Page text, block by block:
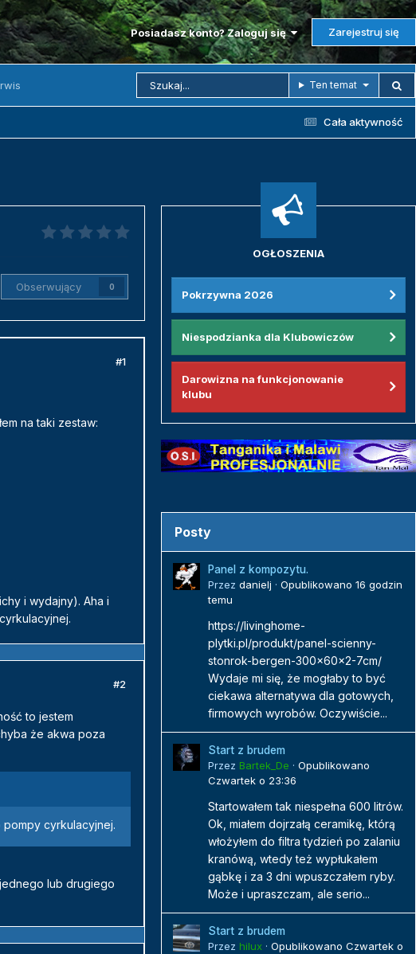
Posiadasz konto? Zaloguj się Zarejestruj się
Ten temat
Cała aktywność
Obserwujący 0
#1
na taki zestaw:
i wydajny). Aha i
#2
to jestem
że akwa poza
cyrkulacyjnej.
lub drugiego
OGŁOSZENIA
Pokrzywna 2026
Niespodzianka dla Klubowiczów
Darowizna na funkcjonowanie
klubu
Posty
Panel z kompozytu.
Przez danielj · Opublikowano 16 godzin
temu
https://livinghome-
plytki.pl/produkt/panel-scienny-
stonrok-bergen-300x60x2-7cm/
Wydaje mi się, że mogłaby to być
ciekawa alternatywa dla gotowych,
firmowych wyrobów. Oczywiście...
Start z brudem
Przez Bartek_De · Opublikowano
Czwartek o 23:36
Startowałem tak niespełna 600 litrów.
Ok, miałem dojrzałą ceramikę, którą
włożyłem do filtra tydzień po zalaniu
kranówą, wtedy też wypłukałem
gąbkę i za 3 dni wpuszczałem ryby.
Może i upraszczam, ale serio...
Start z brudem
Przez hilux · Opublikowano Czwartek o